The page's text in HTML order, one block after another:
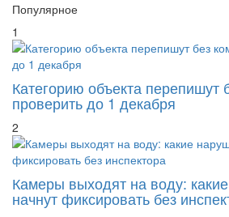
Популярное
1
Категорию объекта перепишут
проверить до 1 декабря
2
Камеры выходят на воду:
начнут фиксировать без